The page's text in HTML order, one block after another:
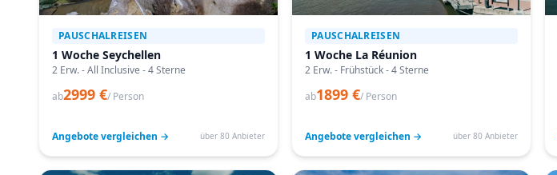
PAUSCHALREISEN
1 Woche Seychellen
2 Erw. - All Inclusive - 4 Sterne
ab2999 €/ Person
Angebote vergleichen → über 80 Anbieter
PAUSCHALREISEN
1 Woche La Réunion
2 Erw. - Frühstück - 4 Sterne
ab1899 €/ Person
Angebote vergleichen → über 80 Anbieter